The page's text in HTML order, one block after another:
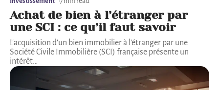
Achat de bien à l’étranger par
une SCI : ce qu’il faut savoir
L'acquisition d'un bien immobilier à l'étranger par une
Société Civile Immobilière (SCI) française présente un
intérêt…